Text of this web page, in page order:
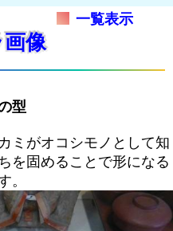
一覧表示
像
型
ミがオコシモノとして知
を固めることで形になる
。